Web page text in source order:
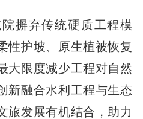
摒弃传统硬质工程模
性护坡、原生植被恢复
大限度减少工程对自然
新融合水利工程与生态
旅发展有机结合，助力